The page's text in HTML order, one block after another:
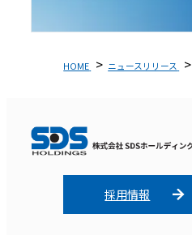
HOME ニュースリリース
採用情報